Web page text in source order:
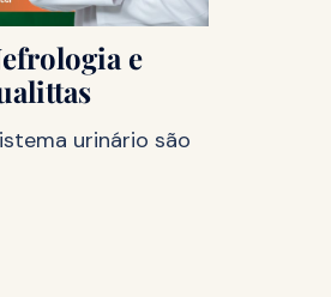
e
urinário são